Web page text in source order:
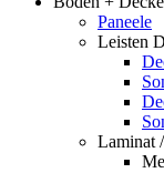
Paneele
Leisten
Laminat